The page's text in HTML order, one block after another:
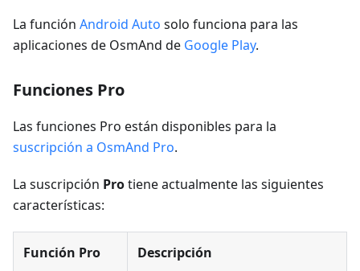
La función Android Auto solo funciona para las
aplicaciones de OsmAnd de Google Play.
Funciones Pro
Las funciones Pro están disponibles para la
suscripción a OsmAnd Pro.
La suscripción Protiene actualmente las siguientes
características:
Función Pro Descripción